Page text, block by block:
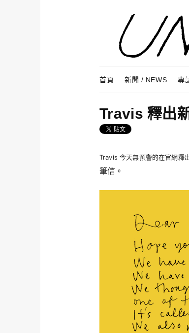
Menu
首頁
新聞 / NEWS 專
Travis 釋出
Travis 今天無預警的在官網
筆信。